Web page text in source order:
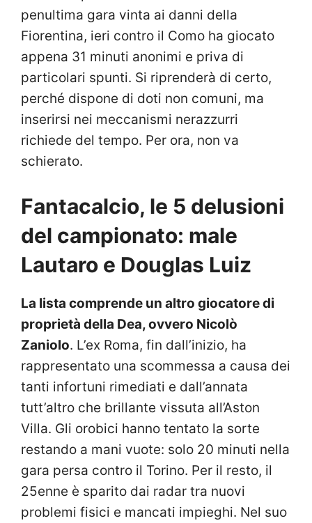
penultima gara vinta ai danni della
Fiorentina, ieri contro il Como ha giocato
appena 31 minuti anonimi e priva di
particolari spunti. Si riprenderà di certo,
perché dispone di doti non comuni, ma
inserirsi nei meccanismi nerazzurri
richiede del tempo. Per ora, non va
schierato.
Fantacalcio, le 5 delusioni
del campionato: male
Lautaro e Douglas Luiz
La lista comprende un altro giocatore di
proprietà della Dea, ovvero Nicolò
Zaniolo. L’ex Roma, fin dall’inizio, ha
rappresentato una scommessa a causa dei
tanti infortuni rimediati e dall’annata
tutt’altro che brillante vissuta all’Aston
Villa. Gli orobici hanno tentato la sorte
restando a mani vuote: solo 20 minuti nella
gara persa contro il Torino. Per il resto, il
25enne è sparito dai radar tra nuovi
problemi fisici e mancati impieghi. Nel suo